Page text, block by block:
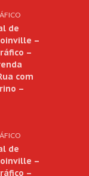
de
–
–
com
–
de
–
–